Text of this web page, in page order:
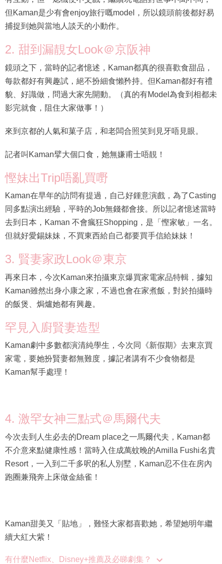
但Kaman是少有會enjoy旅行嘅model，所以鏡頭前後都好易
捕捉到她與當地人談天的小動作。
2. 甜到漏靚女Look＠京阪神
鏡頭之下，當時的記者憶述，Kaman都真的很喜歡食甜品，
每款都好有興趣試，絕不扮細食懶矜持。但Kaman都好有禮
貌、好識做，問過大家先開動。（真的有Model為食到相都未
影完就食，阻住大家做事！）
來到京都的人氣和菓子店，和老闆合照笑到見牙唔見眼。
記者叫Kaman擘大個口食，她無嫌甫士唔靚！
慳妹出Trip唔亂買嘢
Kaman在早年的訪問有提過，自己好鍾意演戲，為了Casting
同多點演出經驗，平時的Job無錢都會接。所以記者憶述當時
去到日本，Kaman 不會瘋狂Shopping，是「慳家敏」一名。
但就好愛錫妹妹，不買東西給自己都要買手信給妹妹！
3. 賢妻家政Look＠東京
再來日本，今次Kaman來拍攝東京爆買家電家品特輯，據知
Kaman雖然出身小康之家，不過也會在家煮飯，對於拍攝時
的飯煲、焗爐她都有興趣。
罕見入廚賢妻造型
Kaman劇中多數都演清純學生，今次同《新假期》去東京買
家電，要她扮賢妻都無難度，據記者講有不少食物都是
Kaman幫手處理！
4. 激罕女神三點式＠馬爾代夫
今次去到人生必去的Dream place之一馬爾代夫，Kaman都
不介意來點健康性感！當時入住成萬蚊晚的Amilla Fushi名貴
Resort，一入到二千多呎的私人別墅，Kaman忍不住在房內
跑圈兼飛奔上床做金絲雀！
Kaman甜美又「貼地」，難怪大家都喜歡她，希望她明年繼
續大紅大紫！
有什麼Netflix、Disney+推薦及必睇劇集？